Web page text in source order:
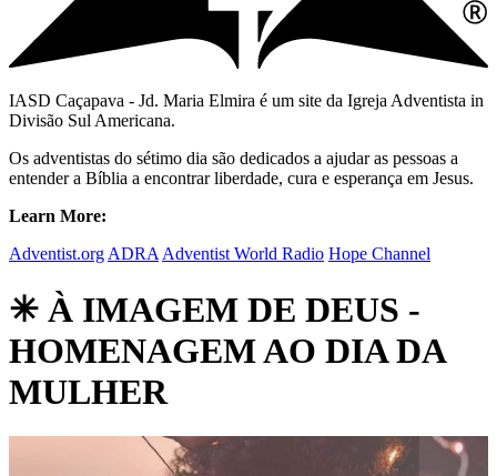
IASD Caçapava - Jd. Maria Elmira é um site da Igreja Adventista in
Divisão Sul Americana.
Os adventistas do sétimo dia são dedicados a ajudar as pessoas a
entender a Bíblia a encontrar liberdade, cura e esperança em Jesus.
Learn More:
Adventist.org ADRA Adventist World Radio Hope Channel
✳ À IMAGEM DE DEUS -
HOMENAGEM AO DIA DA
MULHER